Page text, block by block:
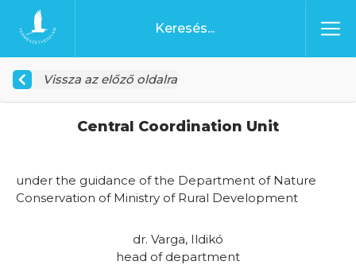
Ugrás a tartalomhoz
Főoldal
Vissza az előző oldalra
Central Coordination Unit
under the guidance of the Department of Nature
Conservation of Ministry of Rural Development
dr. Varga, Ildikó
head of department